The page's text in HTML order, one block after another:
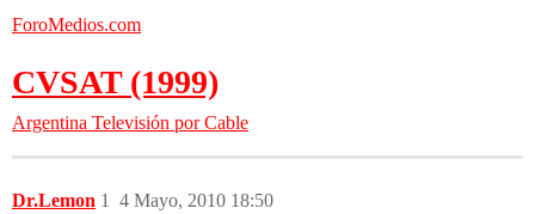
ForoMedios.com
CVSAT (1999)
Argentina Televisión por Cable
Dr.Lemon 4 Mayo, 2010 18:50
1